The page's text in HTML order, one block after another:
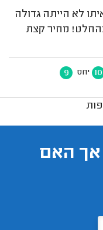
לא הייתה גדולה
מחיר קצת
10 יחס 9
אך האם